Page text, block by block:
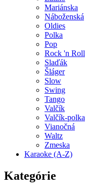
Mariánska
Náboženská
Oldies
Polka
Pop
Rock 'n Roll
Slaďák
Šláger
Slow
Swing
Tango
Valčík
Valčík-polka
Vianočná
Waltz
Zmeska
Karaoke (A-Z)
Kategórie